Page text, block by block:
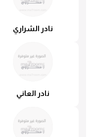
نادر الشراري
نادر العاني